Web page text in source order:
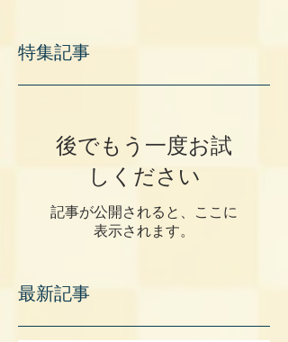
特集記事
後でもう一度お試
しください
記事が公開されると、ここに
表示されます。
最新記事